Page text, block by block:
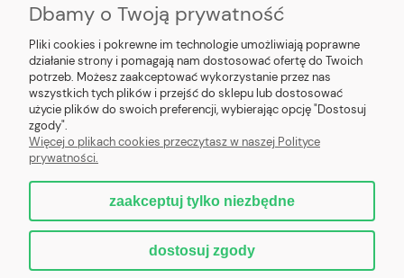
PŁATNOŚCI I DOSTAWA
INFORMACJE
O NAS
Nowoczesne kotły centralnego ogrzewania z automatycznym podajnikiem
na ekogroszek lub pellet, zgodne z normami 5 klasa PN-EN-303-5-2012
Dbamy o Twoją prywatność
Pliki cookies i pokrewne im technologie umożliwiają poprawne
działanie strony i pomagają nam dostosować ofertę do Twoich
potrzeb. Możesz zaakceptować wykorzystanie przez nas
wszystkich tych plików i przejść do sklepu lub dostosować
użycie plików do swoich preferencji, wybierając opcję "Dostosuj
zgody".
Więcej o plikach cookies przeczytasz w naszej Polityce
prywatności.
zaakceptuj tylko niezbędne
dostosuj zgody